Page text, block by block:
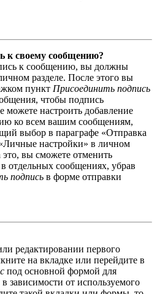
к своему сообщению?
к сообщению, вы должны
разделе. После этого вы
пункт Присоединить подпись
чтобы подпись
можете настроить добавление
ко всем вашим сообщениям,
выбор в параграфе «Отправка
настройки» в личном
это, вы сможете отменить
отдельных сообщениях, убрав
подпись в форме отправки
редактировании первого
на вкладке или перейдите в
под основной формой для
зависимости от используемого